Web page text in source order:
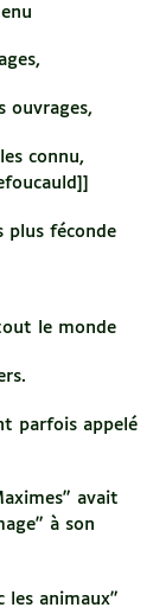
ouvrages,
connu,
plus féconde
le monde
parfois appelé
avait
à son
les animaux"